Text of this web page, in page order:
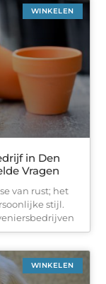
WINKELEN
in Den
Vragen
van rust; het
stijl.
WINKELEN